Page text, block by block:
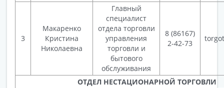
3
Макаренко
Кристина
Николаевна
Главный
специалист
отдела торговли
управления
торговли и
бытового
обслуживания
8 (86167)
2-42-73
ОТДЕЛ НЕСТАЦИОНАРНОЙ ТОРГОВЛИ